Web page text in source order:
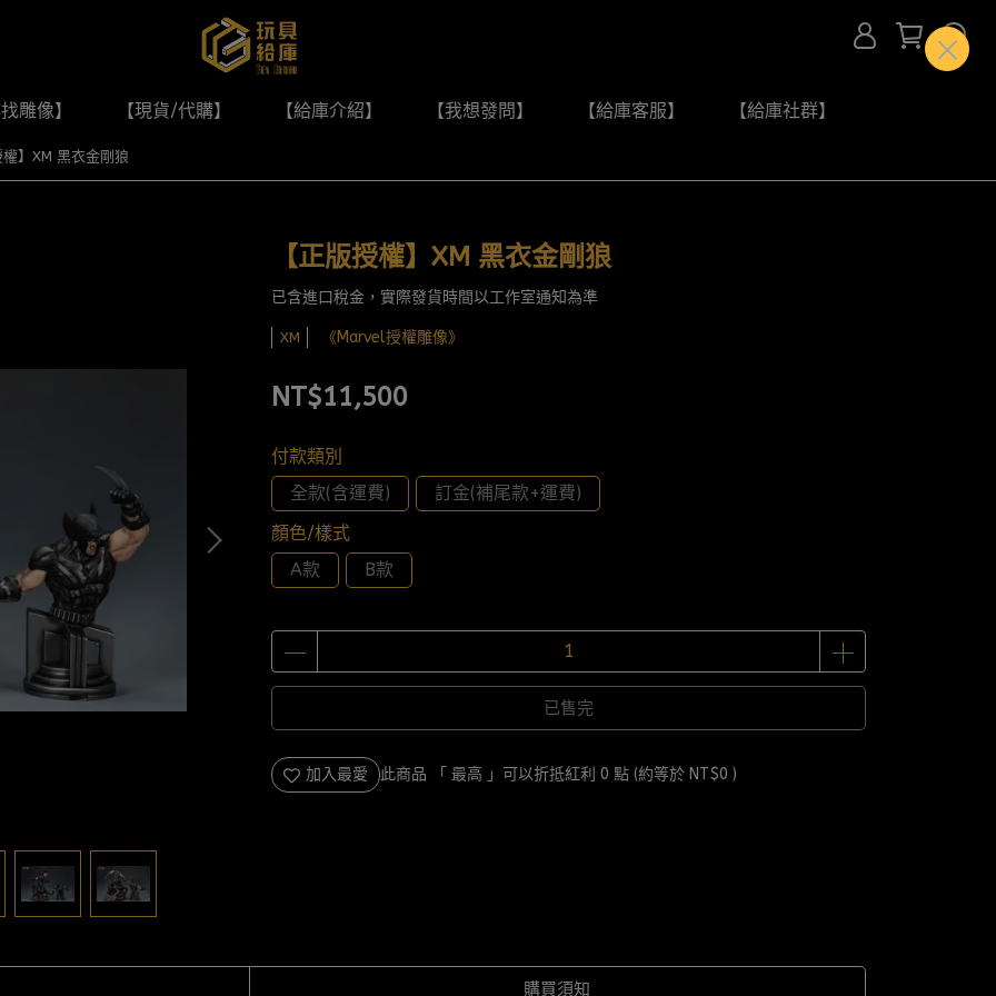
雕像】 【現貨/代購】 【給庫介紹】 【我想發問】 【給庫客服】 【給庫社群】
】XM 黑衣金剛狼
【正版授權】XM 黑衣金剛狼
已含進口稅金，實際發貨時間以工作室通知為準
XM 《Marvel授權雕像》
NT$11,500
付款類別
全款(含運費)
訂金(補尾款+運費)
顏色/樣式
A款
B款
已售完
加入最愛 此商品 「 最高 」可以折抵紅利 0 點 (約等於 NT$0 )
購買須知